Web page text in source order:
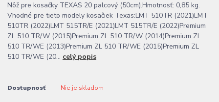
Nôž pre kosačky TEXAS 20 palcový (50cm).Hmotnosť: 0,85 kg.
Vhodné pre tieto modely kosačiek Texas:LMT 510TR (2021)LMT
510TR (2022)LMT 515TR/E (2021)LMT 515TR/E (2022)Premium
ZL 510 TR/W (2015)Premium ZL 510 TR/W (2014)Premium ZL
510 TR/WE (2013)Premium ZL 510 TR/WE (2015)Premium ZL
510 TR/WE (20... celý popis
Dostupnosť Nie je skladom